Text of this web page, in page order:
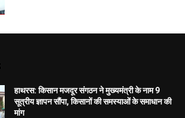
हाथरस: किसान मजदूर संगठन ने मुख्यमंत्री के नाम 9
सूत्रीय ज्ञापन सौंपा, किसानों की समस्याओं के समाधान की
मांग